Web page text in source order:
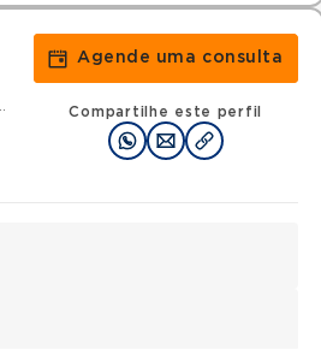
RQE 61411 - Cirurgia da mão
Agende uma consulta
Compartilhe este perfil